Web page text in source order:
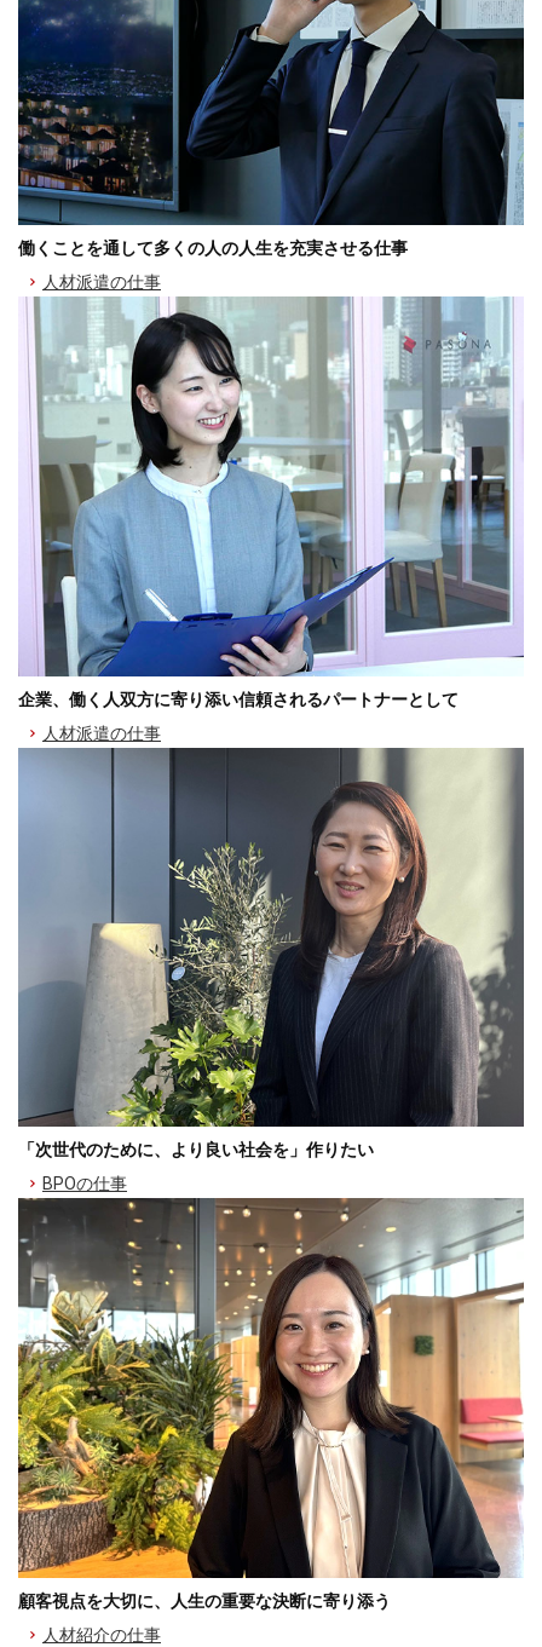
働くことを通して多くの人の人生を充実させる仕事
人材派遣の仕事
企業、働く人双方に寄り添い信頼されるパートナーとして
人材派遣の仕事
「次世代のために、より良い社会を」作りたい
BPOの仕事
顧客視点を大切に、人生の重要な決断に寄り添う
人材紹介の仕事